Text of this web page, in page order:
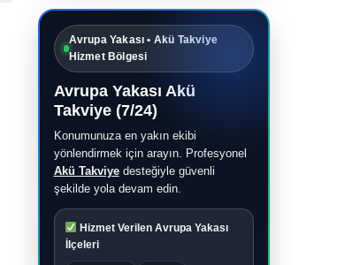
Avrupa Yakası • Akü Takviye
Hizmet Bölgesi
Avrupa Yakası Akü
Takviye (7/24)
Konumunuza en yakın ekibi
yönlendirmek için arayın. Profesyonel
Akü Takviyedesteğiyle güvenli
şekilde yola devam edin.
Hizmet Verilen Avrupa Yakası
İlçeleri